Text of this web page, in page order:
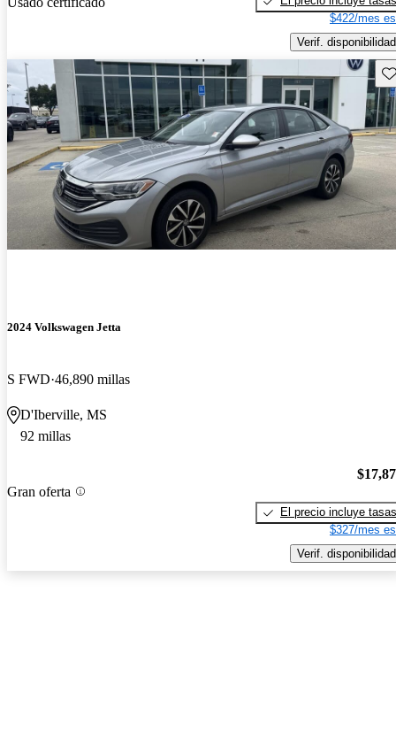
$422/mes
Verif. disponibilidad
2024 Volkswagen Jetta
S FWD 46,890 millas
D'Iberville, MS
92 millas
Gran oferta
El precio incluye tasas
$327/mes
Verif. disponibilidad